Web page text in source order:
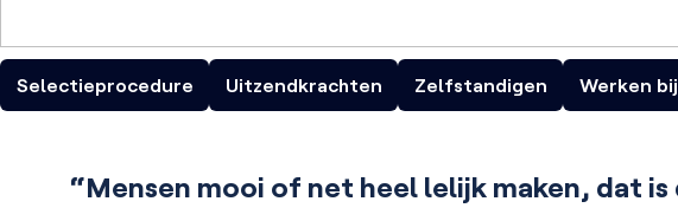
RADIO
Toezicht en Transparantie
Resultaten
Participatie
Selectieprocedure Uitzendkrachten Zelfstandigen Werken bij
“Mensen mooi of net heel lelijk maken, dat is